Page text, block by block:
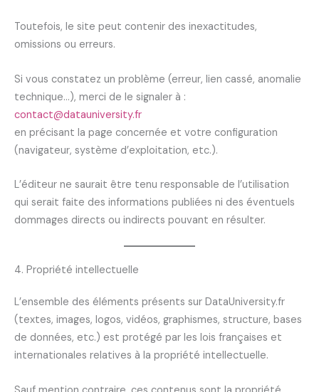
Toutefois, le site peut contenir des inexactitudes,
omissions ou erreurs.
Si vous constatez un problème (erreur, lien cassé, anomalie
technique…), merci de le signaler à :
contact@datauniversity.fr
en précisant la page concernée et votre configuration
(navigateur, système d’exploitation, etc.).
L’éditeur ne saurait être tenu responsable de l’utilisation
qui serait faite des informations publiées ni des éventuels
dommages directs ou indirects pouvant en résulter.
4. Propriété intellectuelle
L’ensemble des éléments présents sur DataUniversity.fr
(textes, images, logos, vidéos, graphismes, structure, bases
de données, etc.) est protégé par les lois françaises et
internationales relatives à la propriété intellectuelle.